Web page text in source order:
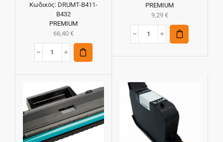
Κωδικός: DRUMT-B411-
B432
PREMIUM
66,40 €
PREMIUM
9,29 €